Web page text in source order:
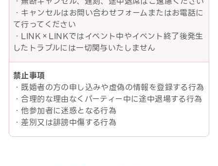
・キャンセルはお問い合わせフォームまたはお電話に
て行ってください
・LINK×LINKではイベント中やイベント終了後発生
したトラブルには一切関与いたしません
禁止事項
・既婚者の方の申し込みや虚偽の情報を登録する行為
・合理的な理由なくパーティー中に途中退場する行為
・他参加者に迷惑となる行為
・差別又は誹謗中傷する行為